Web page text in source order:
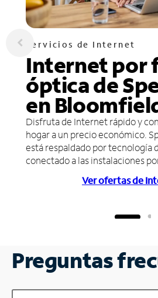
Servicios de Internet
Internet por
óptica de
en
Disfruta de Internet rápido y
hogar a un precio económico.
está respaldado por tecnología
conectado a las instalaciones
Ver ofertas de
Preguntas